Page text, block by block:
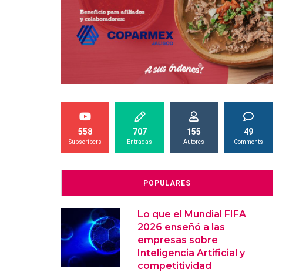
558
Subscribers
707
Entradas
155
Autores
49
Comments
POPULARES
Lo que el Mundial FIFA
2026 enseñó a las
empresas sobre
Inteligencia Artificial y
competitividad